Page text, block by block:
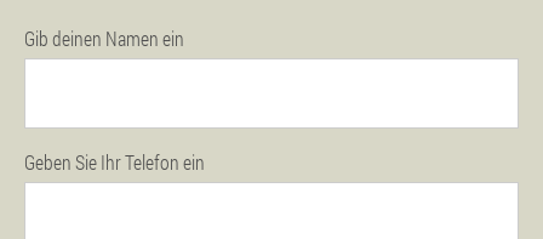
Gib deinen Namen ein
Geben Sie Ihr Telefon ein